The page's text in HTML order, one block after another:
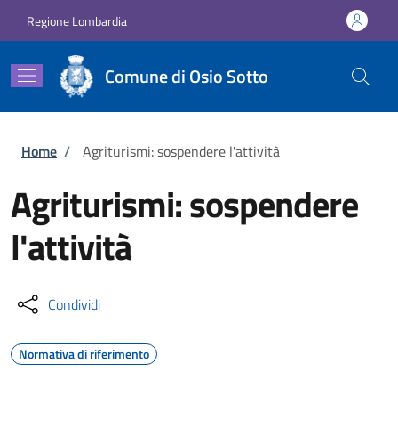
Regione Lombardia
Comune di Osio Sotto
Briciole di pane
Home / Agriturismi: sospendere l'attività
Agriturismi: sospendere
l'attività
Condividi
Normativa di riferimento